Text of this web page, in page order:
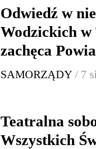
Odwiedź w
Wodzickich w
zachęca
SAMORZĄDY / 7
Teatralna
Wszystkich